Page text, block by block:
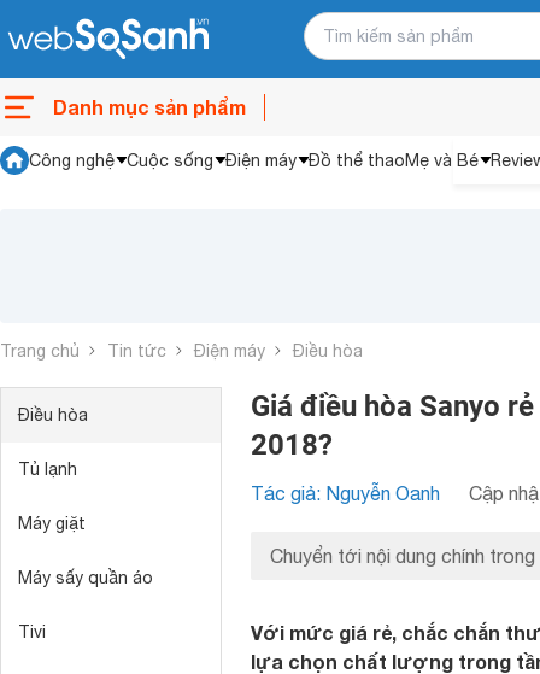
Danh mục sản phẩm
Công nghệ Cuộc sống Điện máy Đồ thể thaoMẹ và Bé
Trang chủ Tin tức Điện máy Điều hòa
Điều hòa
Tủ lạnh
Máy giặt
Máy sấy quần áo
Tivi
Giá điều hòa Sanyo
2018?
Tác giả: Nguyễn Oanh Cập
Chuyển tới nội dung chính trong
Với mức giá rẻ, chắc chắn
lựa chọn chất lượng trong